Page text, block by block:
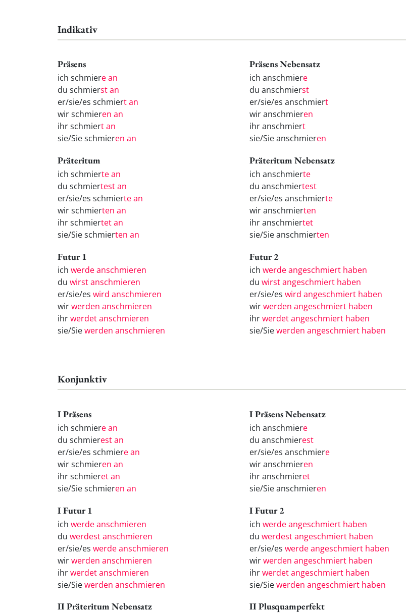
Indikativ
Präsens
ich schmiere an
du schmierst an
er/sie/es schmiert an
wir schmieren an
ihr schmiert an
sie/Sie schmieren an
Präsens Nebensatz
ich anschmiere
du anschmierst
er/sie/es anschmiert
wir anschmieren
ihr anschmiert
sie/Sie anschmieren
Präteritum
ich schmierte an
du schmiertest an
er/sie/es schmierte an
wir schmierten an
ihr schmiertet an
sie/Sie schmierten an
Präteritum Nebensatz
ich anschmierte
du anschmiertest
er/sie/es anschmierte
wir anschmierten
ihr anschmiertet
sie/Sie anschmierten
Futur 1
ich werde anschmieren
du wirst anschmieren
er/sie/es wird anschmieren
wirwerden anschmieren
ihrwerdet anschmieren
sie/Siewerden anschmieren
Futur 2
ich werde angeschmiert haben
du wirst angeschmiert haben
er/sie/es wird angeschmiert haben
wirwerden angeschmiert haben
ihrwerdet angeschmiert haben
sie/Siewerden angeschmiert haben
Konjunktiv
I Präsens
ich schmiere an
du schmierest an
er/sie/es schmiere an
wir schmieren an
ihr schmieret an
sie/Sie schmieren an
I Präsens Nebensatz
ich anschmiere
du anschmierest
er/sie/es anschmiere
wir anschmieren
ihr anschmieret
sie/Sie anschmieren
I Futur 1
ich werde anschmieren
du werdest anschmieren
er/sie/es werde anschmieren
wirwerden anschmieren
ihrwerdet anschmieren
sie/Siewerden anschmieren
I Futur 2
ich werde angeschmiert haben
du werdest angeschmiert haben
er/sie/es werde angeschmiert haben
wirwerden angeschmiert haben
ihrwerdet angeschmiert haben
sie/Siewerden angeschmiert haben
II Präteritum Nebensatz II Plusquamperfekt